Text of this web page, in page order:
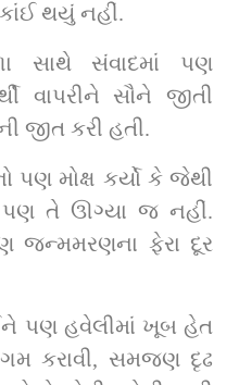
કાંઈ થયું નહીં.
સાથે સંવાદમાં પણ
વાપરીને સૌને જીતી
જીત કરી હતી.
પણ મોક્ષ કર્યો કે જેથી
પણ તે ઊગ્યા જ નહીં.
જન્મમરણના ફેરા દૂર
પણ હવેલીમાં ખૂબ હેત
કરાવી, સમજણ દૃઢ